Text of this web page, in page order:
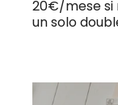
20€/mese si
un solo